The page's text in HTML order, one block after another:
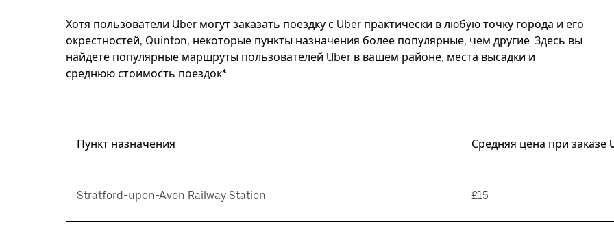
Хотя пользователи Uber могут заказать поездку с Uber практически в любую точку города и его
окрестностей, Quinton, некоторые пункты назначения более популярные, чем другие. Здесь вы
найдете популярные маршруты пользователей Uber в вашем районе, места высадки и
среднюю стоимость поездок*.
Пункт назначения Средняя цена при заказе
Stratford-upon-Avon Railway Station £15